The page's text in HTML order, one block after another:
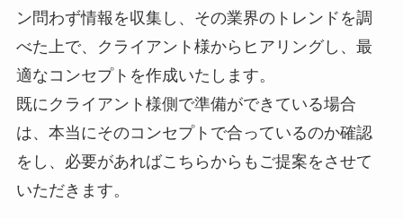
ン問わず情報を収集し、その業界のトレンドを調
べた上で、クライアント様からヒアリングし、最
適なコンセプトを作成いたします。
既にクライアント様側で準備ができている場合
は、本当にそのコンセプトで合っているのか確認
をし、必要があればこちらからもご提案をさせて
いただきます。